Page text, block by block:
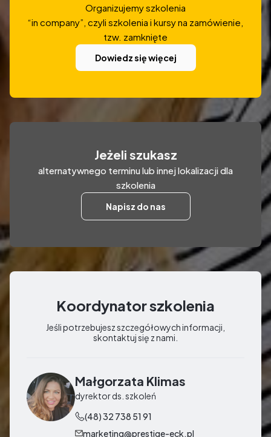
Organizujemy szkolenia
“in company”, czyli szkolenia i kursy na zamówienie,
tzw. zamknięte
Dowiedz się więcej
Jeżeli szukasz
alternatywnego terminu lub innej lokalizacji dla
szkolenia
Napisz do nas
Koordynator szkolenia
Jeśli potrzebujesz szczegółowych informacji,
skontaktuj się z nami.
Małgorzata Klimas
dyrektor ds. szkoleń
(48) 32 738 51 91
marketing@prestige-eck.pl